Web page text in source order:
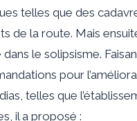
telles que des
de la route. Mais
le solipsisme.
pour
telles que
il a proposé :